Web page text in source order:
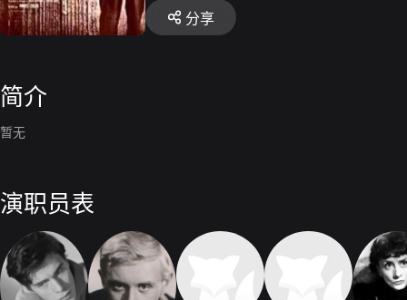
分享
简介
暂无
演职员表